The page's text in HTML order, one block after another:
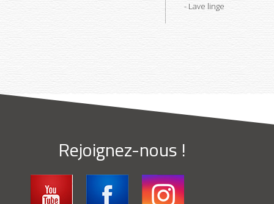
Lave linge
Rejoignez-nous !